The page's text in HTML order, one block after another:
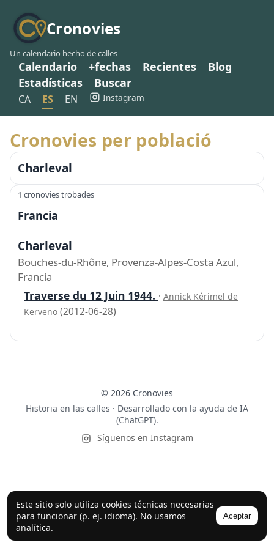
Cronovies
Un calendario hecho de calles
Calendario +fechas Recientes
Blog
Estadísticas
Buscar
CA ES EN Instagram
Este sitio solo utiliza cookies técnicas necesarias
para funcionar (p. ej. idioma). No usamos
analítica.
Aceptar
Cronovies per població
Charleval
1 cronovies trobades
Francia
Charleval
Bouches-du-Rhône, Provenza-Alpes-Costa Azul,
Francia
Traverse du 12 Juin 1944. · Annick Kérimel de
Kerveno (2012-06-28)
© 2026 Cronovies
Historia en las calles · Desarrollado con la ayuda de IA
(ChatGPT).
Síguenos en Instagram